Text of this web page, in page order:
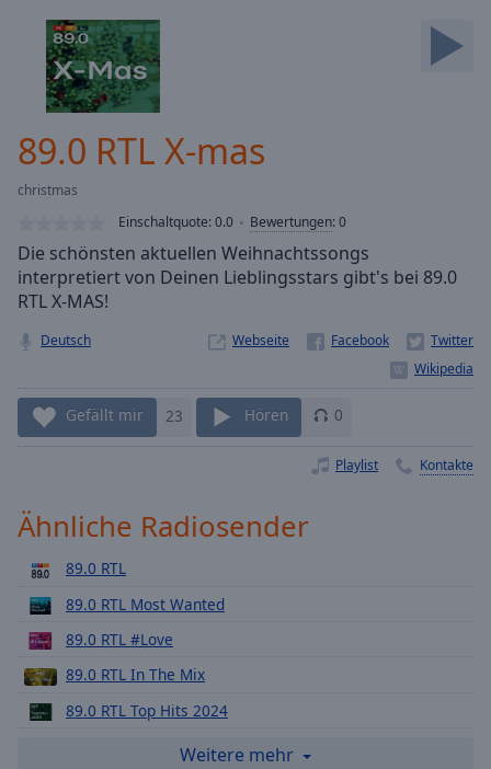
Forward
Current
Loaded:
Stream
TypeLIVE
Seek to
currently
behind
Remaining
Time-
Playback
Rate
Chapters
Chapters
Descriptions
descriptions
off,
89.0 RTL X-mas
christmas
Einschaltquote:0.0 Bewertungen:0
Die schönsten aktuellen Weihnachtssongs
interpretiert von Deinen Lieblingsstars gibt's bei 89.0
RTL X-MAS!
Deutsch Webseite
Gefällt mir 23 Hören 0
Playlist Kontakte
Ähnliche Radiosender
89.0 RTL
89.0 RTL Most Wanted
89.0 RTL #Love
89.0 RTL In The Mix
89.0 RTL Top Hits 2024
89.0 RTL PartytrashWeitere mehr